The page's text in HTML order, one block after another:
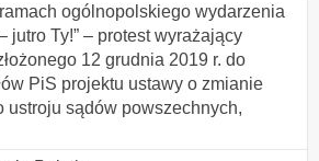
ogólnopolskiego wydarzenia
jutro Ty!” – protest wyrażający
12 grudnia 2019 r. do
PiS projektu ustawy o zmianie
ustroju sądów powszechnych,